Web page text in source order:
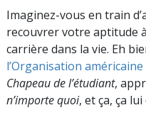
Imaginez-vous en train
recouvrer votre aptitude
carrière dans la vie. Eh
l’Organisation
Chapeau de l’étudiant,
n’importe quoi, et ça, ça